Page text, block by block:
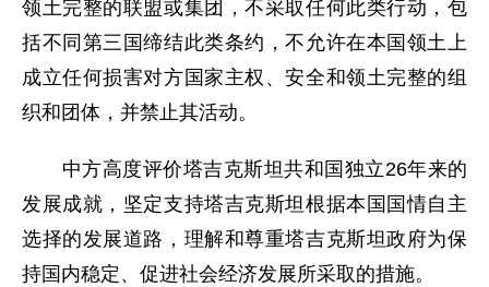
领土完整的联盟或集团，不采取任何此类行动，包
括不同第三国缔结此类条约，不允许在本国领土上
成立任何损害对方国家主权、安全和领土完整的组
织和团体，并禁止其活动。
中方高度评价塔吉克斯坦共和国独立26年来的
发展成就，坚定支持塔吉克斯坦根据本国国情自主
选择的发展道路，理解和尊重塔吉克斯坦政府为保
持国内稳定、促进社会经济发展所采取的措施。